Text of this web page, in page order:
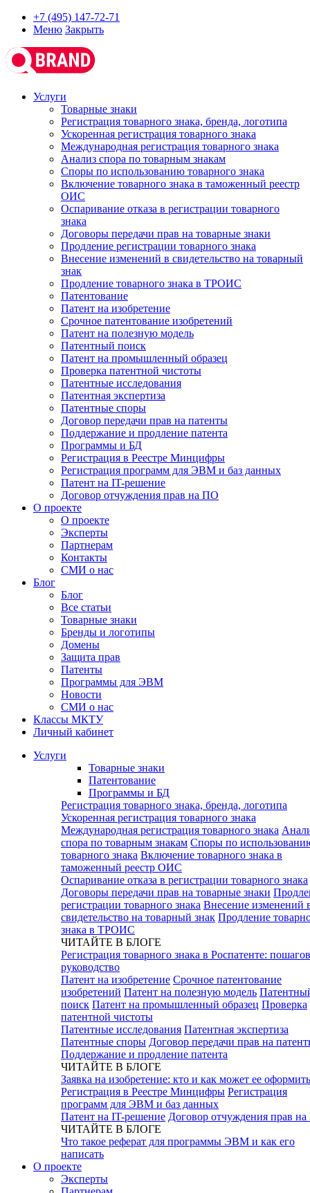
+7 (495) 147-72-71
Меню Закрыть
Услуги
Товарные знаки
Регистрация товарного знака, бренда, логотипа
Ускоренная регистрация товарного знака
Международная регистрация товарного знака
Анализ спора по товарным знакам
Споры по использованию товарного знака
Включение товарного знака в таможенный реестр
ОИС
Оспаривание отказа в регистрации товарного
знака
Договоры передачи прав на товарные знаки
Продление регистрации товарного знака
Внесение изменений в свидетельство на товарный
знак
Продление товарного знака в ТРОИС
Патентование
Патент на изобретение
Срочное патентование изобретений
Патент на полезную модель
Патентный поиск
Патент на промышленный образец
Проверка патентной чистоты
Патентные исследования
Патентная экспертиза
Патентные споры
Договор передачи прав на патенты
Поддержание и продление патента
Программы и БД
Регистрация в Реестре Минцифры
Регистрация программ для ЭВМ и баз данных
Патент на IT-решение
Договор отчуждения прав на ПО
О проекте
О проекте
Эксперты
Партнерам
Контакты
СМИ о нас
Блог
Блог
Все статьи
Товарные знаки
Бренды и логотипы
Домены
Защита прав
Патенты
Программы для ЭВМ
Новости
СМИ о нас
Классы МКТУ
Личный кабинет
Услуги
Товарные знаки
Патентование
Программы и БД
Регистрация товарного знака, бренда, логотипа
Ускоренная регистрация товарного знака
Международная регистрация товарного знака
спора по товарным знакам Споры по
товарного знака Включение товарного знака в
таможенный реестр ОИС
Оспаривание отказа в регистрации товарного знака
Договоры передачи прав на товарные знаки
регистрации товарного знака Внесение изменений
свидетельство на товарный знак Продление
знака в ТРОИС
ЧИТАЙТЕ В БЛОГЕ
Регистрация товарного знака в Роспатенте:
руководство
Патент на изобретение Срочное патентование
изобретений Патент на полезную модель
поиск Патент на промышленный образец Проверка
патентной чистоты
Патентные исследования Патентная экспертиза
Патентные споры Договор передачи прав на
Поддержание и продление патента
ЧИТАЙТЕ В БЛОГЕ
Заявка на изобретение: кто и как может ее оформить
Регистрация в Реестре Минцифры Регистрация
программ для ЭВМ и баз данных
Патент на IT-решение Договор отчуждения прав
ЧИТАЙТЕ В БЛОГЕ
Что такое реферат для программы ЭВМ и как его
написать
О проекте
Эксперты